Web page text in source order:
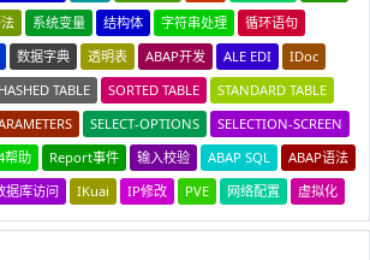
系统变量 结构体 字符串处理
循环语句
数据字典 透明表 ABAP开发 ALE EDI
IDoc
HASHED TABLE SORTED TABLE
STANDARD TABLE
SELECT-OPTIONS
SELECTION-SCREEN
帮助 Report事件 输入校验 ABAP SQL
ABAP语法
据库访问 IKuai IP修改 PVE 网络配置 虚拟化